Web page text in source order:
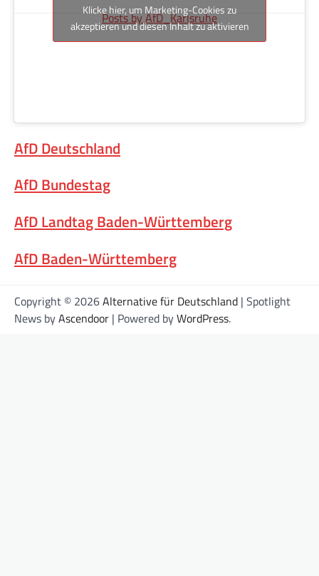
Posts by AfD_Karlsruhe
Klicke hier, um Marketing-Cookies zu
akzeptieren und diesen Inhalt zu aktivieren
AfD Deutschland
AfD Bundestag
AfD Landtag Baden-Württemberg
AfD Baden-Württemberg
Copyright © 2026Alternative für Deutschland | Spotlight
News byAscendoor | Powered byWordPress.